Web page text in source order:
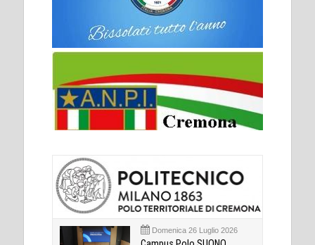
Domenica 26 Luglio 2026